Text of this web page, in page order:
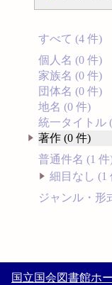
すべて (4 件)
個人名 (0 件)
家族名 (0 件)
団体名 (0 件)
地名 (0 件)
統一タイトル
著作 (0 件)
普通件名 (1 件
細目なし (1
ジャンル・形
国立国会図書館ホ